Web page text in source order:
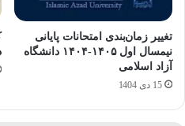
تغییر زمان‌بندی امتحانات پایانی
نیمسال اول ۱۴۰۵-۱۴۰۴ دانشگاه
آزاد اسلامی
15 دی 1404